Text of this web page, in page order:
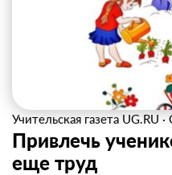
Учительская газета UG.RU ·
Привлечь
еще труд